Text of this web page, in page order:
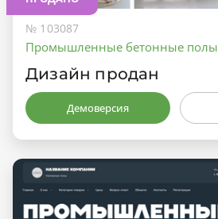
№ 103087
Промышленные бетонные полы
Дизайн продан
Демоверсия